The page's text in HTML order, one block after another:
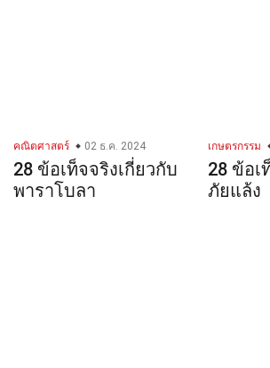
คณิตศาสตร์ 02 ธ.ค. 2024
28 ข้อเท็จจริงเกี่ยวกับ
พาราโบลา
เกษตรกรรม
28 ข้อเ
ภัยแล้ง